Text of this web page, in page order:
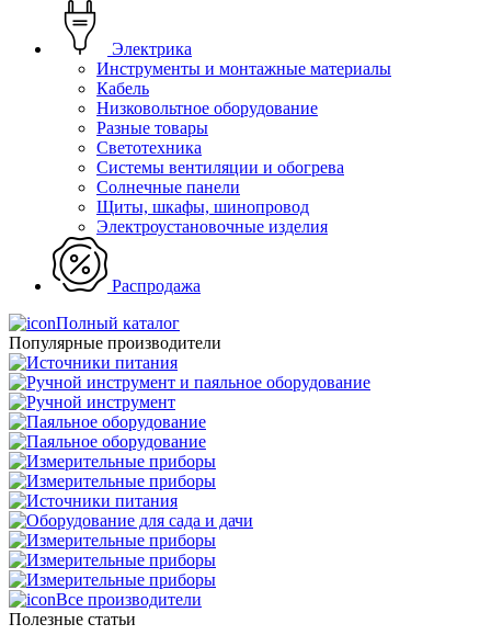
Электрика
Инструменты и монтажные материалы
Кабель
Низковольтное оборудование
Разные товары
Светотехника
Системы вентиляции и обогрева
Солнечные панели
Щиты, шкафы, шинопровод
Электроустановочные изделия
Распродажа
Полный каталог
Популярные производители
Все производители
Полезные статьи